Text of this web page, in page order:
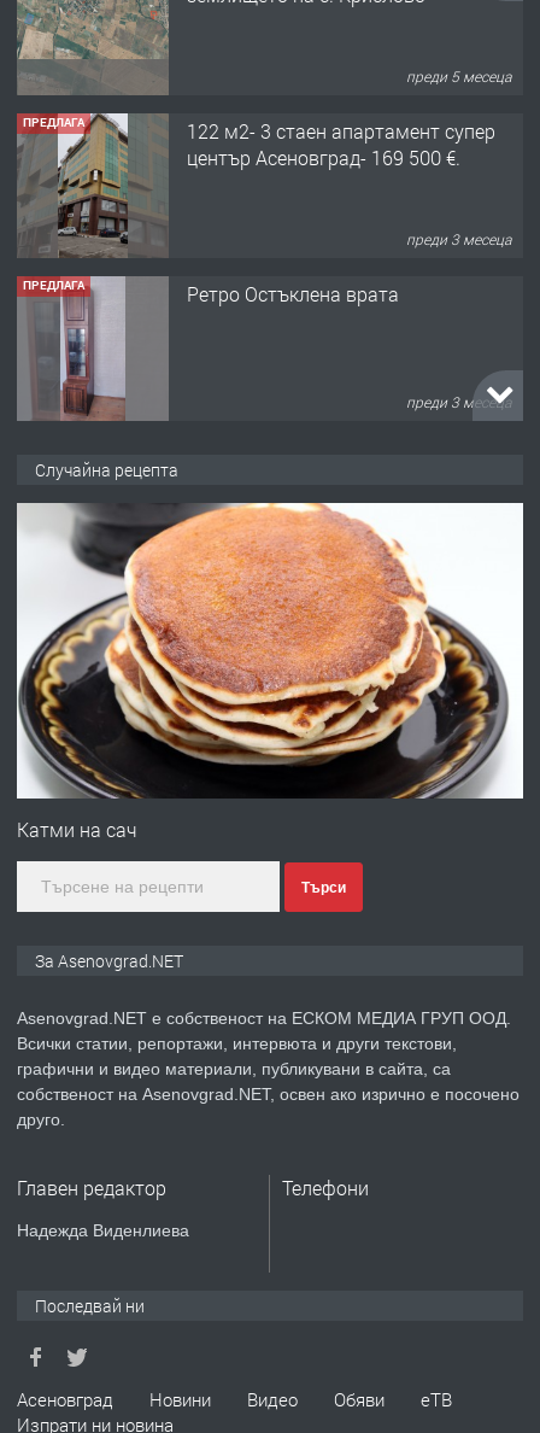
преди 5 месеца
ПРЕДЛАГА
122 м2- 3 стаен апартамент супер
център Асеновград- 169 500 €.
преди 3 месеца
ПРЕДЛАГА Ретро Остъклена врата
преди 3 месеца
преди 10 месеца
ПРЕДЛАГА
Професионална броячна машина -
със сертификат от ЕЦБ
преди 1 година
ПРЕДЛАГА
Професионална зеленчукорезачка
преди 2 години
ПРЕДЛАГА
Давам индивидуалани уроци по
ремонт на покриви
ПРЕДЛАГА
Случайна рецепта
Катми на сач
Търси
За Asenovgrad.NET
Asenovgrad.NET е собственост на ЕСКОМ МЕДИА ГРУП ООД.
Всички статии, репортажи, интервюта и други текстови,
графични и видео материали, публикувани в сайта, са
собственост на Asenovgrad.NET, освен ако изрично е посочено
друго.
Главен редактор
Надежда Виденлиева
Телефони
Последвай ни
Асеновград Новини Видео Обяви
еТВ
Изпрати ни новина